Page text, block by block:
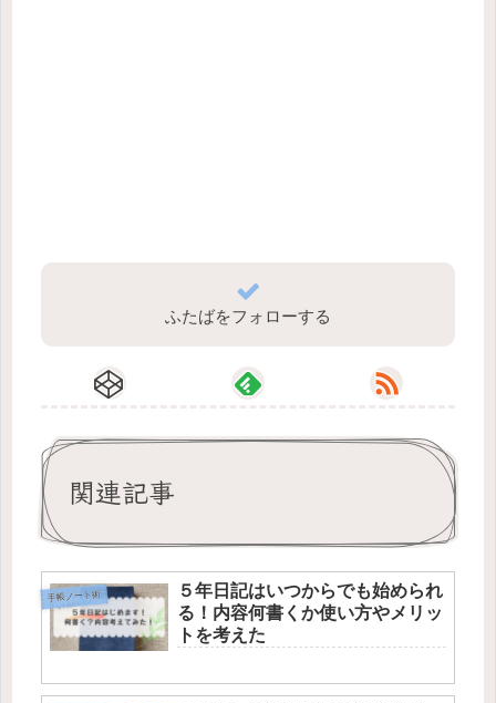
ふたばをフォローする
関連記事
手帳ノート術
５年日記はいつからでも始められ
る！内容何書くか使い方やメリッ
トを考えた